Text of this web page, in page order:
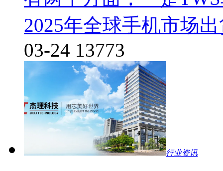
2025年全球手机市场
03-24 13773
行业资讯